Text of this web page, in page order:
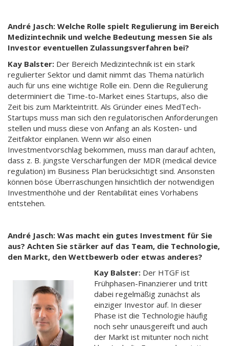
André Jasch: Welche Rolle spielt Regulierung im Bereich
Medizintechnik und welche Bedeutung messen Sie als
Investor eventuellen Zulassungsverfahren bei?
Kay Balster: Der Bereich Medizintechnik ist ein stark
regulierter Sektor und damit nimmt das Thema natürlich
auch für uns eine wichtige Rolle ein. Denn die Regulierung
determiniert die Time-to-Market eines Startups, also die
Zeit bis zum Markteintritt. Als Gründer eines MedTech-
Startups muss man sich den regulatorischen Anforderungen
stellen und muss diese von Anfang an als Kosten- und
Zeitfaktor einplanen. Wenn wir also einen
Investmentvorschlag bekommen, muss man darauf achten,
dass z. B. jüngste Verschärfungen der MDR (medical device
regulation) im Business Plan berücksichtigt sind. Ansonsten
können böse Überraschungen hinsichtlich der notwendigen
Investmenthöhe und der Rentabilität eines Vorhabens
entstehen.
André Jasch: Was macht ein gutes Investment für Sie
aus? Achten Sie stärker auf das Team, die Technologie,
den Markt, den Wettbewerb oder etwas anderes?
Kay Balster: Der HTGF ist
Frühphasen-Finanzierer und tritt
dabei regelmäßig zunächst als
einziger Investor auf. In dieser
Phase ist die Technologie häufig
noch sehr unausgereift und auch
der Markt ist mitunter noch nicht